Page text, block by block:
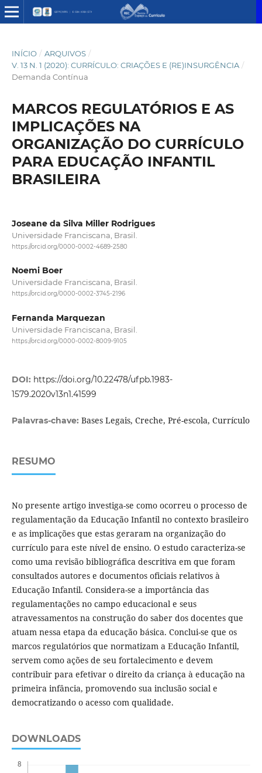
INÍCIO / ARQUIVOS /
V. 13 N. 1 (2020): CURRÍCULO: CRIAÇÕES E (RE)INSURGÊNCIA /
Demanda Contínua
MARCOS REGULATÓRIOS E AS
IMPLICAÇÕES NA
ORGANIZAÇÃO DO CURRÍCULO
PARA EDUCAÇÃO INFANTIL
BRASILEIRA
Joseane da Silva Miller Rodrigues
Universidade Franciscana, Brasil.
https://orcid.org/0000-0002-4689-2580
Noemi Boer
Universidade Franciscana, Brasil.
https://orcid.org/0000-0002-3745-2196
Fernanda Marquezan
Universidade Franciscana, Brasil.
https://orcid.org/0000-0002-8009-9105
DOI: https://doi.org/10.22478/ufpb.1983-
1579.2020v13n1.41599
Palavras-chave: Bases Legais, Creche, Pré-escola, Currículo
RESUMO
No presente artigo investiga-se como ocorreu o processo de
regulamentação da Educação Infantil no contexto brasileiro
e as implicações que estas geraram na organização do
currículo para este nível de ensino. O estudo caracteriza-se
como uma revisão bibliográfica descritiva em que foram
consultados autores e documentos oficiais relativos à
Educação Infantil. Considera-se a importância das
regulamentações no campo educacional e seus
atravessamentos na construção do saber dos docentes que
atuam nessa etapa da educação básica. Conclui-se que os
marcos regulatórios que normatizam a Educação Infantil,
servem como ações de seu fortalecimento e devem
contribuir para efetivar o direito da criança à educação na
primeira infância, promovendo sua inclusão social e
democratizando o acesso com qualidade.
DOWNLOADS